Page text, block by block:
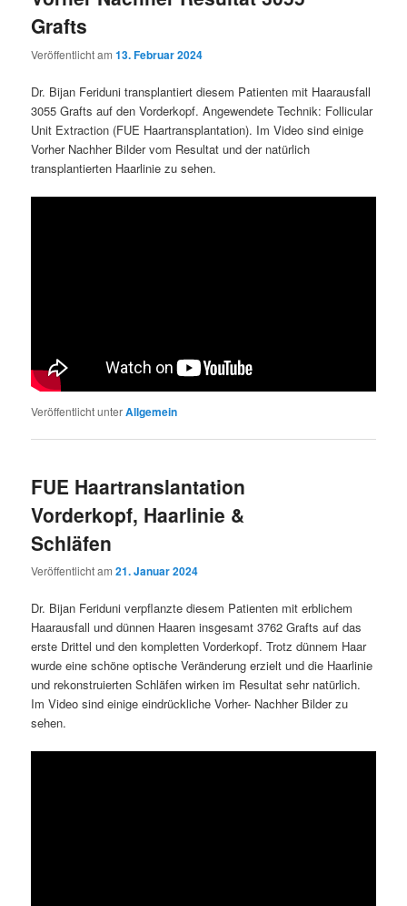
Grafts
Veröffentlicht am13. Februar 2024
Dr. Bijan Feriduni transplantiert diesem Patienten mit Haarausfall
3055 Grafts auf den Vorderkopf. Angewendete Technik: Follicular
Unit Extraction (FUE Haartransplantation). Im Video sind einige
Vorher Nachher Bilder vom Resultat und der natürlich
transplantierten Haarlinie zu sehen.
Veröffentlicht unterAllgemein
FUE Haartranslantation
Vorderkopf, Haarlinie &
Schläfen
Veröffentlicht am21. Januar 2024
Dr. Bijan Feriduni verpflanzte diesem Patienten mit erblichem
Haarausfall und dünnen Haaren insgesamt 3762 Grafts auf das
erste Drittel und den kompletten Vorderkopf. Trotz dünnem Haar
wurde eine schöne optische Veränderung erzielt und die Haarlinie
und rekonstruierten Schläfen wirken im Resultat sehr natürlich.
Im Video sind einige eindrückliche Vorher- Nachher Bilder zu
sehen.